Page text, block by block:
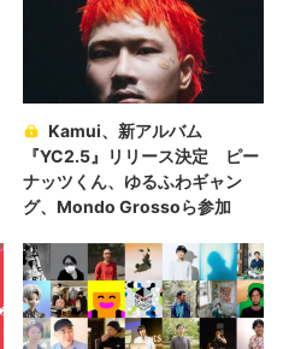
Kamui、新アルバム
『YC2.5』リリース決定 ピー
ナッツくん、ゆるふわギャン
グ、Mondo Grossoら参加